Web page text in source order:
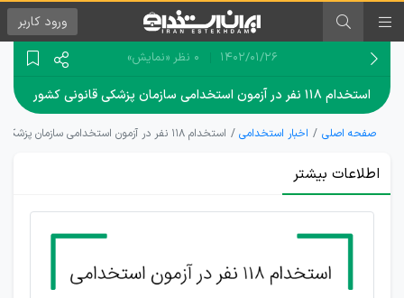
ورود کاربر
۱۴۰۲/۰۱/۲۶ 0 نظر «نمایش»
استخدام ۱۱۸ نفر در آزمون استخدامی سازمان پزشکی قانونی کشور
صفحه اصلی اخبار استخدامی استخدام ۱۱۸ نفر در آزمون استخدامی سازمان پزشکی قانونی کشور
اطلاعات بیشتر